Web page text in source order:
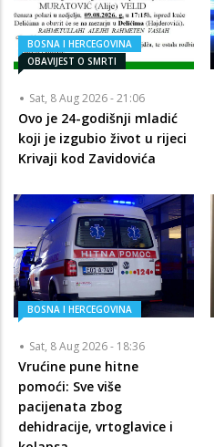
BOSNA I HERCEGOVINA
OBAVIJEST O SMRTI
Sat, 8 Aug 2026 - 21:06
Ovo je 24-godišnji mladić
koji je izgubio život u rijeci
Krivaji kod Zavidovića
BOSNA I HERCEGOVINA
Sat, 8 Aug 2026 - 18:36
Vrućine pune hitne
pomoći: Sve više
pacijenata zbog
dehidracije, vrtoglavice i